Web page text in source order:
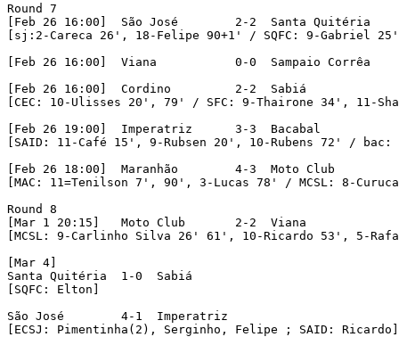
Round 7
[Feb 26 16:00]	São José	2-2  Santa Quitéria
[sj:2-Careca 26', 18-Felipe 90+1' / SQFC: 9-Gabriel
[Feb 26 16:00]	Viana		0-0  Sampaio Corrêa
[Feb 26 16:00]	Cordino		2-2  Sabiá
[CEC: 10-Ulisses 20', 79' / SFC: 9-Thairone 34', 11-
[Feb 26 19:00]	Imperatriz	3-3  Bacabal
[SAID: 11-Café 15', 9-Rubsen 20', 10-Rubens 72' /
[Feb 26 18:00]	Maranhão	4-3  Moto Club
[MAC: 11=Tenilson 7', 90', 3-Lucas 78' / MCSL: 8-
Round 8
[Mar 1 20:15]	Moto Club	2-2  Viana
[MCSL: 9-Carlinho Silva 26' 61', 10-Ricardo 53', 5-
[Mar 4]
Santa Quitéria	1-0  Sabiá
[SQFC: Elton]
São José	4-1  Imperatriz
[ECSJ: Pimentinha(2), Serginho, Felipe ; SAID: